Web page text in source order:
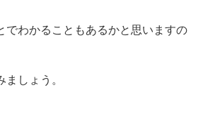
でわかることもあるかと思いますの
ましょう。